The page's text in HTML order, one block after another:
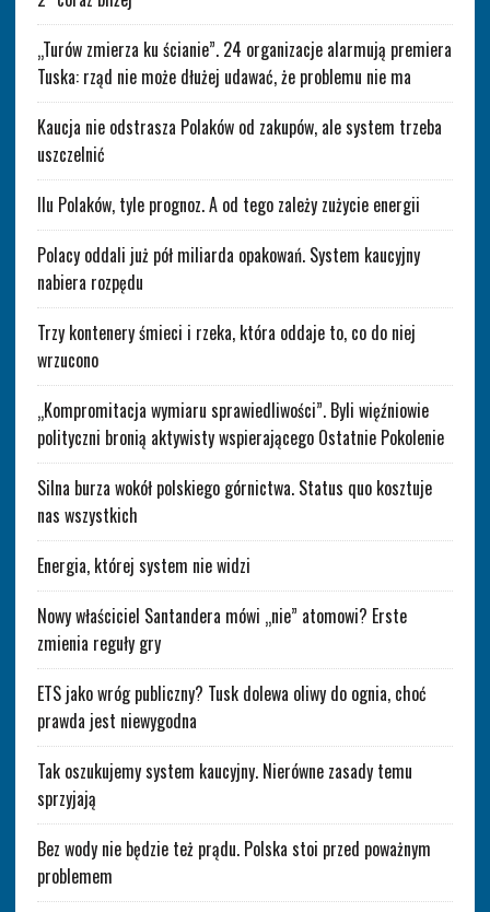
„Turów zmierza ku ścianie”. 24 organizacje alarmują premiera
Tuska: rząd nie może dłużej udawać, że problemu nie ma
Kaucja nie odstrasza Polaków od zakupów, ale system trzeba
uszczelnić
Ilu Polaków, tyle prognoz. A od tego zależy zużycie energii
Polacy oddali już pół miliarda opakowań. System kaucyjny
nabiera rozpędu
Trzy kontenery śmieci i rzeka, która oddaje to, co do niej
wrzucono
„Kompromitacja wymiaru sprawiedliwości”. Byli więźniowie
polityczni bronią aktywisty wspierającego Ostatnie Pokolenie
Silna burza wokół polskiego górnictwa. Status quo kosztuje
nas wszystkich
Energia, której system nie widzi
Nowy właściciel Santandera mówi „nie” atomowi? Erste
zmienia reguły gry
ETS jako wróg publiczny? Tusk dolewa oliwy do ognia, choć
prawda jest niewygodna
Tak oszukujemy system kaucyjny. Nierówne zasady temu
sprzyjają
Bez wody nie będzie też prądu. Polska stoi przed poważnym
problemem